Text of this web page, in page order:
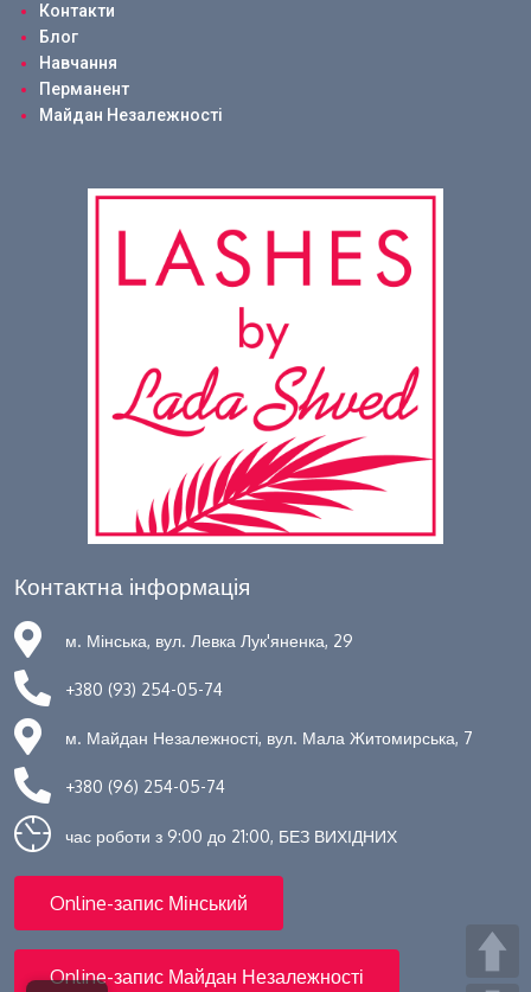
Контакти
Блог
Навчання
Перманент
Майдан Незалежності
Контактна інформація
м. Мінська, вул. Левка Лук'яненка, 29
+380 (93) 254-05-74
м. Майдан Незалежності, вул. Мала Житомирська, 7
+380 (96) 254-05-74
час роботи з 9:00 до 21:00, БЕЗ ВИХІДНИХ
Online-запис Мінський
Online-запис Майдан Незалежності